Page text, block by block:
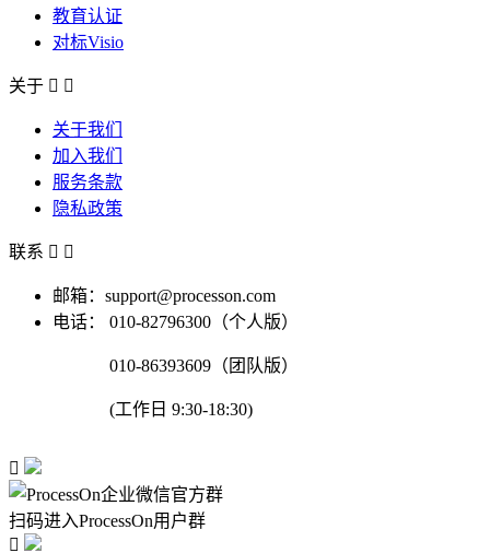
教育认证
对标Visio
关于  
关于我们
加入我们
服务条款
隐私政策
联系  
邮箱：support@processon.com
电话：
010-82796300（个人版）
010-86393609（团队版）
(工作日 9:30-18:30)

扫码进入ProcessOn用户群
